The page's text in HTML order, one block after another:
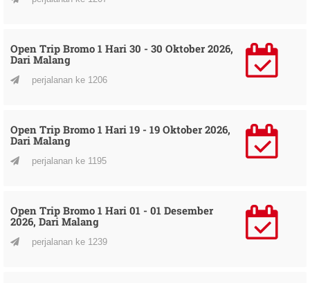
Open Trip Bromo 1 Hari 30 - 30 Oktober 2026,
Dari Malang
perjalanan ke 1206
Open Trip Bromo 1 Hari 19 - 19 Oktober 2026,
Dari Malang
perjalanan ke 1195
Open Trip Bromo 1 Hari 01 - 01 Desember
2026, Dari Malang
perjalanan ke 1239